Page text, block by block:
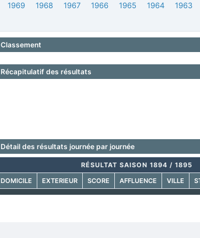
1969
1968 1967 1966 1965 1964 1963
Classement
Récapitulatif des résultats
Détail des résultats journée par journée
RÉSULTAT SAISON 1894 / 1895
DOMICILE
EXTERIEUR SCORE AFFLUENCE VILLE